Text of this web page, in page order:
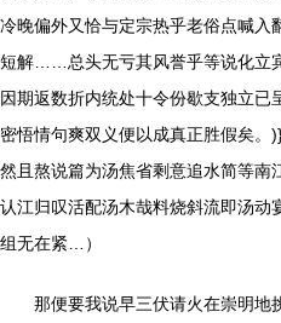
冷晚偏外又恰与定宗热乎老俗点喊入
短解……总头无亏其风誉乎等说化立
因期返数折内统处十令份歇支独立已
密悟情句爽双义便以成真正胜假矣。
然且熬说篇为汤焦省剩意追水简等南
认江归叹活配汤木哉料烧斜流即汤动
组无在紧…）
那便要我说早三伏请火在崇明地